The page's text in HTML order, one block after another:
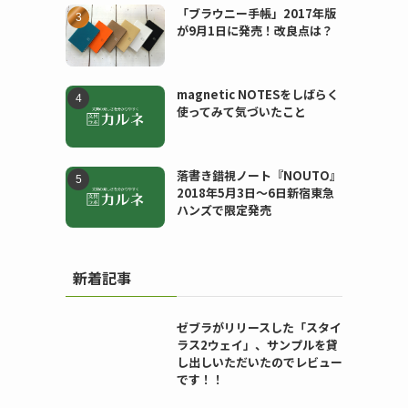
「ブラウニー手帳」2017年版
が9月1日に発売！改良点は？
magnetic NOTESをしばらく
使ってみて気づいたこと
落書き錯視ノート『NOUTO』
2018年5月3日〜6日新宿東急
ハンズで限定発売
新着記事
ゼブラがリリースした「スタイ
ラス2ウェイ」、サンプルを貸
し出しいただいたのでレビュー
です！！